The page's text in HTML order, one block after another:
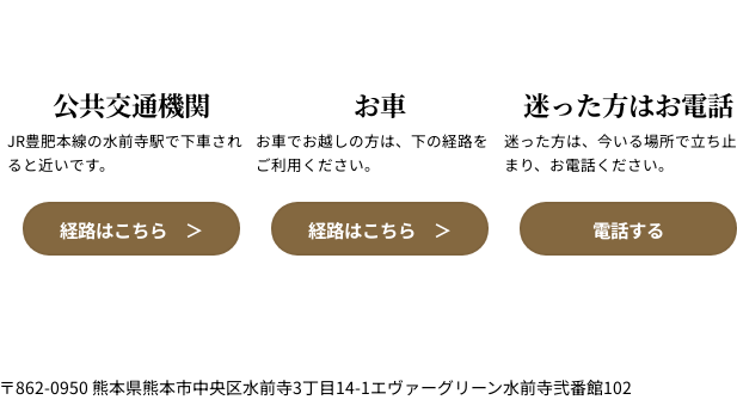
公共交通機関
JR豊肥本線の水前寺駅で下車され
ると近いです。
経路はこちら ＞
お車
​お車でお越しの方は、下の経路を
ご利用ください。​
経路はこちら ＞
迷った方はお電話
迷った方は、今いる場所で立ち止
まり、お電話ください。
電話する
〒862-0950 熊本県熊本市中央区水前寺3丁目14-1エヴァーグリーン水前寺弐番館102